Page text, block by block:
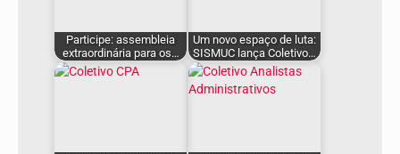
Participe: assembleia
extraordinária para os…
Um novo espaço de luta:
SISMUC lança Coletivo…